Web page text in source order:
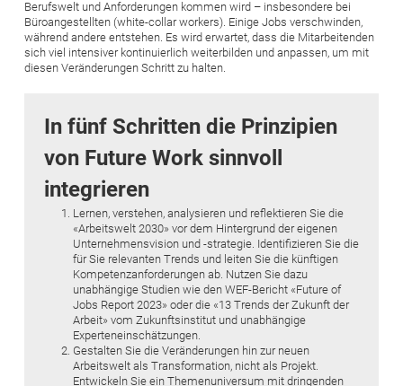
Berufswelt und Anforderungen kommen wird – insbesondere bei
Büroangestellten (white-collar workers). Einige Jobs verschwinden,
während andere entstehen. Es wird erwartet, dass die Mitarbeitenden
sich viel intensiver kontinuierlich weiterbilden und anpassen, um mit
diesen Veränderungen Schritt zu halten.
In fünf Schritten die Prinzipien
von Future Work sinnvoll
integrieren
Lernen, verstehen, analysieren und reflektieren Sie die
«Arbeitswelt 2030» vor dem Hintergrund der eigenen
Unternehmensvision und -strategie. Identifizieren Sie die
für Sie relevanten Trends und leiten Sie die künftigen
Kompetenzanforderungen ab. Nutzen Sie dazu
unabhängige Studien wie den WEF-Bericht «Future of
Jobs Report 2023» oder die «13 Trends der Zukunft der
Arbeit» vom Zukunftsinstitut und unabhängige
Experteneinschätzungen.
Gestalten Sie die Veränderungen hin zur neuen
Arbeitswelt als Transformation, nicht als Projekt.
Entwickeln Sie ein Themenuniversum mit dringenden